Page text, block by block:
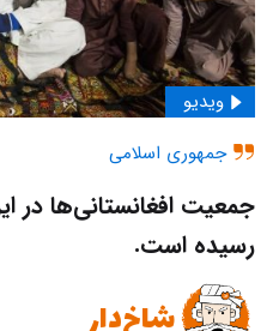
جمهوری اسلامی
ویدیو
رسیده است.